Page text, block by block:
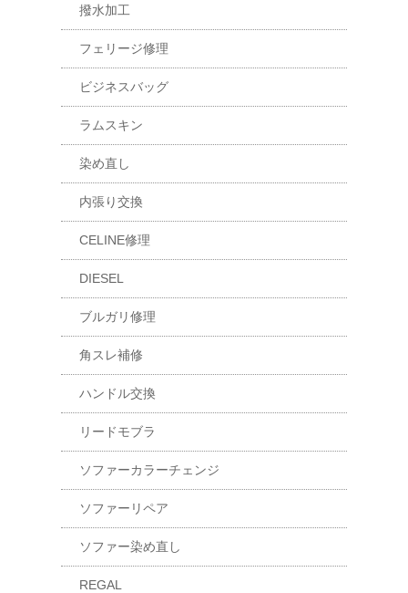
撥水加工
フェリージ修理
ビジネスバッグ
ラムスキン
染め直し
内張り交換
CELINE修理
DIESEL
ブルガリ修理
角スレ補修
ハンドル交換
リードモブラ
ソファーカラーチェンジ
ソファーリペア
ソファー染め直し
REGAL